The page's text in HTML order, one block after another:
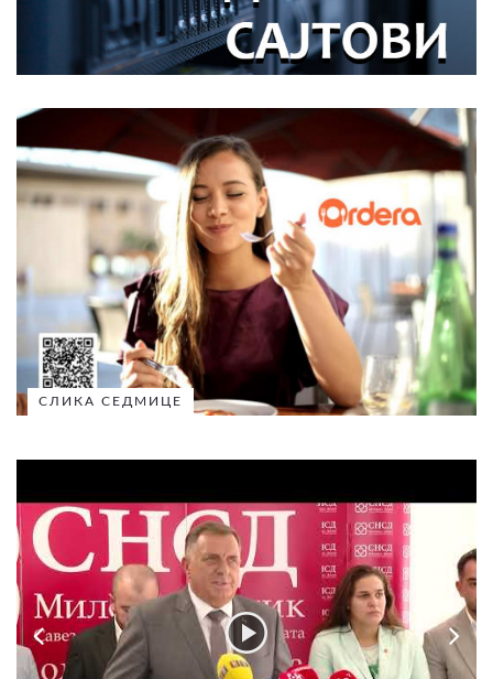
СЛИКА СЕДМИЦЕ